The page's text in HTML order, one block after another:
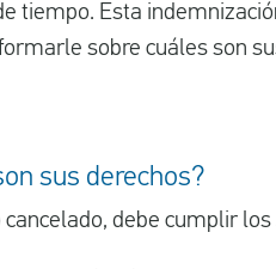
tiempo. Esta
sobre cuáles son
sus derechos?
debe cumplir